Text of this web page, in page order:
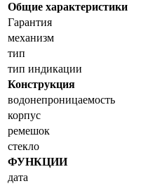
Общие характеристики
Гарантия
механизм
тип
тип индикации
Конструкция
водонепроницаемость
корпус
ремешок
стекло
ФУНКЦИИ
дата